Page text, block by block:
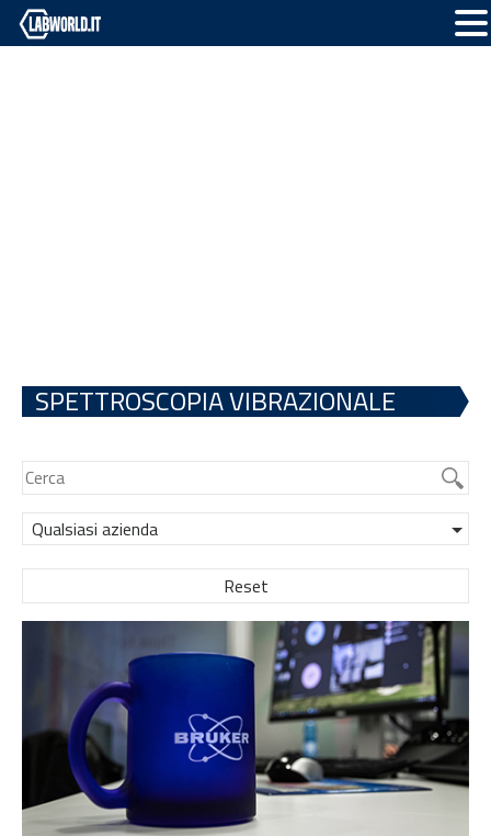
SPETTROSCOPIA VIBRAZIONALE
Qualsiasi azienda
Reset